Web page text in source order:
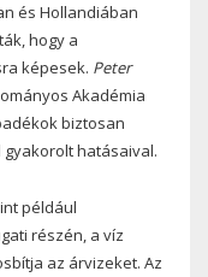
és Hollandiában
hogy a
képesek. Peter
Akadémia
biztosan
​​hatásaival.
például
részén, a víz
az árvizeket. Az